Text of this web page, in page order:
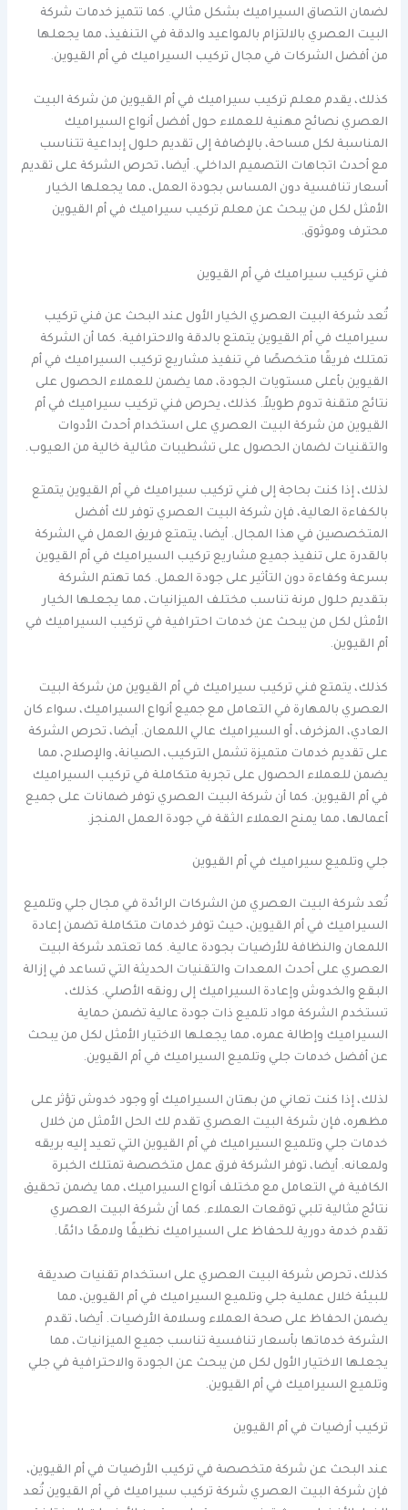
لضمان التصاق السيراميك بشكل مثالي. كما تتميز خدمات شركة
البيت العصري بالالتزام بالمواعيد والدقة في التنفيذ، مما يجعلها
من أفضل الشركات في مجال تركيب السيراميك في أم القيوين.
كذلك، يقدم معلم تركيب سيراميك في أم القيوين من شركة البيت
العصري نصائح مهنية للعملاء حول أفضل أنواع السيراميك
المناسبة لكل مساحة، بالإضافة إلى تقديم حلول إبداعية تتناسب
مع أحدث اتجاهات التصميم الداخلي. أيضا، تحرص الشركة على تقديم
أسعار تنافسية دون المساس بجودة العمل، مما يجعلها الخيار
الأمثل لكل من يبحث عن معلم تركيب سيراميك في أم القيوين
محترف وموثوق.
فني تركيب سيراميك في أم القيوين
تُعد شركة البيت العصري الخيار الأول عند البحث عن فني تركيب
سيراميك في أم القيوين يتمتع بالدقة والاحترافية. كما أن الشركة
تمتلك فريقًا متخصصًا في تنفيذ مشاريع تركيب السيراميك في أم
القيوين بأعلى مستويات الجودة، مما يضمن للعملاء الحصول على
نتائج متقنة تدوم طويلاً. كذلك، يحرص فني تركيب سيراميك في أم
القيوين من شركة البيت العصري على استخدام أحدث الأدوات
والتقنيات لضمان الحصول على تشطيبات مثالية خالية من العيوب.
لذلك، إذا كنت بحاجة إلى فني تركيب سيراميك في أم القيوين يتمتع
بالكفاءة العالية، فإن شركة البيت العصري توفر لك أفضل
المتخصصين في هذا المجال. أيضا، يتمتع فريق العمل في الشركة
بالقدرة على تنفيذ جميع مشاريع تركيب السيراميك في أم القيوين
بسرعة وكفاءة دون التأثير على جودة العمل. كما تهتم الشركة
بتقديم حلول مرنة تناسب مختلف الميزانيات، مما يجعلها الخيار
الأمثل لكل من يبحث عن خدمات احترافية في تركيب السيراميك في
أم القيوين.
كذلك، يتمتع فني تركيب سيراميك في أم القيوين من شركة البيت
العصري بالمهارة في التعامل مع جميع أنواع السيراميك، سواء كان
العادي، المزخرف، أو السيراميك عالي اللمعان. أيضا، تحرص الشركة
على تقديم خدمات متميزة تشمل التركيب، الصيانة، والإصلاح، مما
يضمن للعملاء الحصول على تجربة متكاملة في تركيب السيراميك
في أم القيوين. كما أن شركة البيت العصري توفر ضمانات على جميع
أعمالها، مما يمنح العملاء الثقة في جودة العمل المنجز.
جلي وتلميع سيراميك في أم القيوين
تُعد شركة البيت العصري من الشركات الرائدة في مجال جلي وتلميع
السيراميك في أم القيوين، حيث توفر خدمات متكاملة تضمن إعادة
اللمعان والنظافة للأرضيات بجودة عالية. كما تعتمد شركة البيت
العصري على أحدث المعدات والتقنيات الحديثة التي تساعد في إزالة
البقع والخدوش وإعادة السيراميك إلى رونقه الأصلي. كذلك،
تستخدم الشركة مواد تلميع ذات جودة عالية تضمن حماية
السيراميك وإطالة عمره، مما يجعلها الاختيار الأمثل لكل من يبحث
عن أفضل خدمات جلي وتلميع السيراميك في أم القيوين.
لذلك، إذا كنت تعاني من بهتان السيراميك أو وجود خدوش تؤثر على
مظهره، فإن شركة البيت العصري تقدم لك الحل الأمثل من خلال
خدمات جلي وتلميع السيراميك في أم القيوين التي تعيد إليه بريقه
ولمعانه. أيضا، توفر الشركة فرق عمل متخصصة تمتلك الخبرة
الكافية في التعامل مع مختلف أنواع السيراميك، مما يضمن تحقيق
نتائج مثالية تلبي توقعات العملاء. كما أن شركة البيت العصري
تقدم خدمة دورية للحفاظ على السيراميك نظيفًا ولامعًا دائمًا.
كذلك، تحرص شركة البيت العصري على استخدام تقنيات صديقة
للبيئة خلال عملية جلي وتلميع السيراميك في أم القيوين، مما
يضمن الحفاظ على صحة العملاء وسلامة الأرضيات. أيضا، تقدم
الشركة خدماتها بأسعار تنافسية تناسب جميع الميزانيات، مما
يجعلها الاختيار الأول لكل من يبحث عن الجودة والاحترافية في جلي
وتلميع السيراميك في أم القيوين.
تركيب أرضيات في أم القيوين
عند البحث عن شركة متخصصة في تركيب الأرضيات في أم القيوين،
فإن شركة البيت العصري شركة تركيب سيراميك في أم القيوين تُعد